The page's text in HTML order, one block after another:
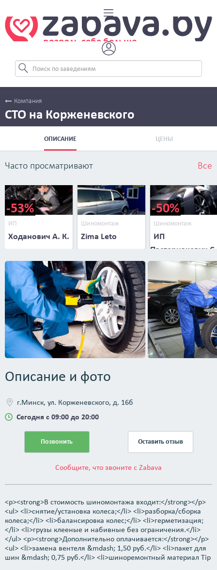
Компания
СТО на Корженевского
ОПИСАНИЕ ЦЕНЫ
Часто просматривают Все
-53%
ИП
Ходанович А. К.
Шиномонтаж
Zima Leto
-50%
Шиномонтаж
ИП
Пастернакевич С.
В.
Описание и фото
г.Минск, ул. Корженевского, д. 16б
Сегодня с 09:00 до 20:00
Позвонить Оставить отзыв
Сообщите, что звоните с Zabava
<p><strong>В стоимость шиномонтажа входит:</strong></p>
<ul> <li>снятие/установка колеса;</li> <li>разборка/сборка
колеса;</li> <li>балансировка колес;</li> <li>герметизация;
</li> <li>грузы клееные и набивные без ограничения.</li>
</ul> <p><strong>Дополнительно оплачивается:</strong></p>
<ul> <li>замена вентеля &mdash; 1,50 руб.</li> <li>пакет для
шин &mdash; 0,75 руб.</li> <li>шиноремонтный материал Tip